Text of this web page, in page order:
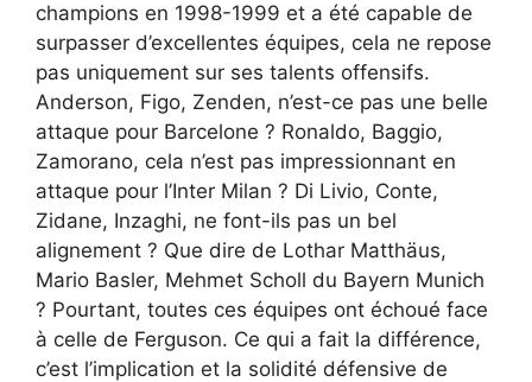
champions en 1998-1999 et a été capable de
surpasser d’excellentes équipes, cela ne repose
pas uniquement sur ses talents offensifs.
Anderson, Figo, Zenden, n’est-ce pas une belle
attaque pour Barcelone ? Ronaldo, Baggio,
Zamorano, cela n’est pas impressionnant en
attaque pour l’Inter Milan ? Di Livio, Conte,
Zidane, Inzaghi, ne font-ils pas un bel
alignement ? Que dire de Lothar Matthäus,
Mario Basler, Mehmet Scholl du Bayern Munich
? Pourtant, toutes ces équipes ont échoué face
à celle de Ferguson. Ce qui a fait la différence,
c’est l’implication et la solidité défensive de